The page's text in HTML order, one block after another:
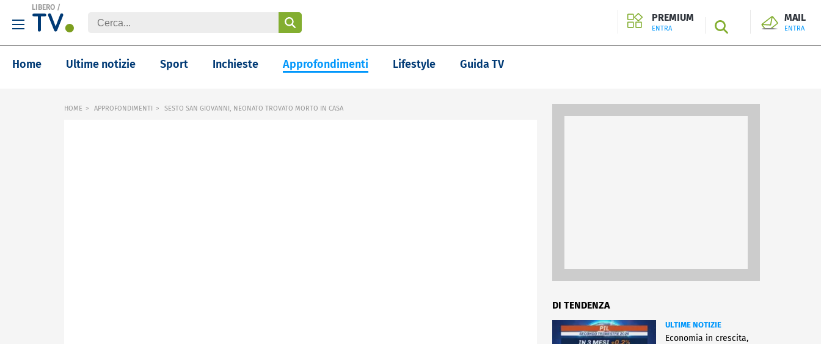
LIBERO /
PREMIUM
ENTRA SEARCH
MAIL
ENTRA
Home Ultime notizie Sport Inchieste Approfondimenti Lifestyle Guida TV
HOME APPROFONDIMENTI SESTO SAN GIOVANNI, NEONATO TROVATO MORTO IN CASA
DI TENDENZA
ULTIME NOTIZIE
Economia in crescita,